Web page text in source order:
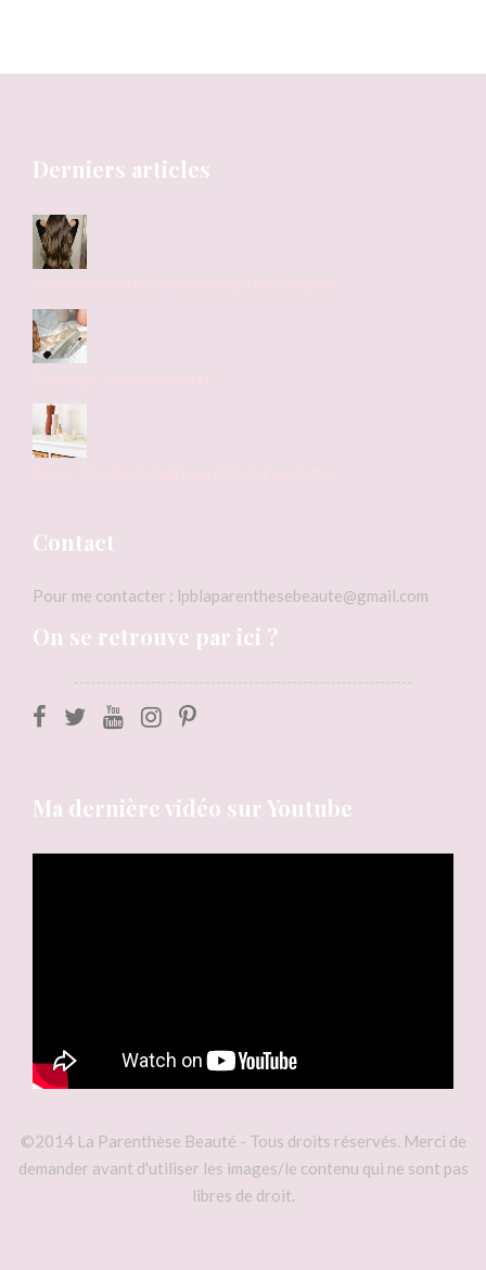
Derniers articles
Contact
Pour me contacter : lpblaparenthesebeaute@gmail.com
On se retrouve par ici ?
Ma dernière vidéo sur Youtube
©2014 La Parenthèse Beauté - Tous droits réservés. Merci de
demander avant d'utiliser les images/le contenu qui ne sont pas
libres de droit.